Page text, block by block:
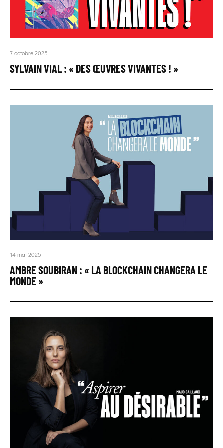
7 octobre 2025
SYLVAIN VIAL : « DES ŒUVRES VIVANTES ! »
14 mai 2025
AMBRE SOUBIRAN : « LA BLOCKCHAIN CHANGERA LE
MONDE »